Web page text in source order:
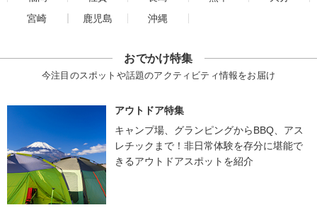
宮崎
鹿児島 沖縄
おでかけ特集
今注目のスポットや話題のアクティビティ情報をお届け
アウトドア特集
キャンプ場、グランピングからBBQ、アス
レチックまで！非日常体験を存分に堪能で
きるアウトドアスポットを紹介